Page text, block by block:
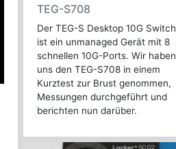
TEG-S708
Der TEG-S Desktop 10G Switch
ist ein unmanaged Gerät mit 8
schnellen 10G-Ports. Wir haben
uns den TEG-S708 in einem
Kurztest zur Brust genommen,
Messungen durchgeführt und
berichten nun darüber.